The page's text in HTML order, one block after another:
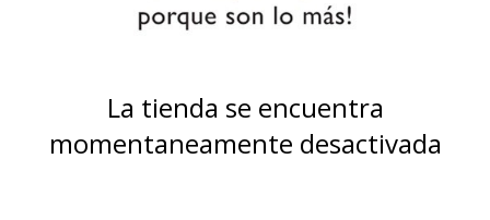
La tienda se encuentra
momentaneamente desactivada